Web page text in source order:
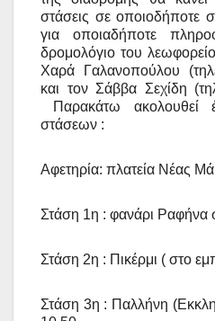
στάσεις σε οποιοδήποτε
για οποιαδήποτε
δρομολόγιο του
Χαρά Γαλανοπούλου
και τον Σάββα Σεχίδη
Παρακάτω ακολουθεί
στάσεων :
Αφετηρία: πλατεία Νέας
Στάση 1η : φανάρι Ραφήνα
Στάση 2η : Πικέρμι ( στο
Στάση 3η : Παλλήνη